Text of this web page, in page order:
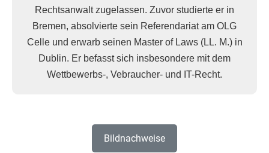
Rechtsanwalt zugelassen. Zuvor studierte er in
Bremen, absolvierte sein Referendariat am OLG
Celle und erwarb seinen Master of Laws (LL. M.) in
Dublin. Er befasst sich insbesondere mit dem
Wettbewerbs-, Vebraucher- und IT-Recht.
Bildnachweise